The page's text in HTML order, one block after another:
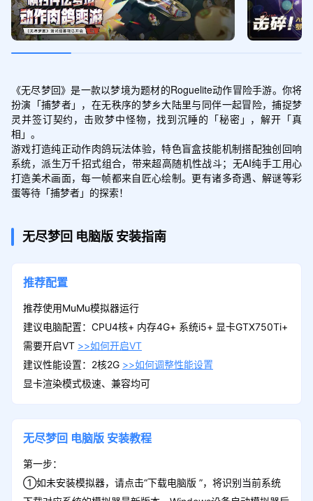
《无尽梦回》是一款以梦境为题材的Roguelite动作冒险手游。你将
扮演「捕梦者」，在无秩序的梦乡大陆里与同伴一起冒险，捕捉梦
灵并签订契约，击败梦中怪物，找到沉睡的「秘密」，解开「真
相」。
游戏打造纯正动作肉鸽玩法体验，特色盲盒技能机制搭配独创回响
系统，派生万千招式组合，带来超高随机性战斗；无AI纯手工用心
打造美术画面，每一帧都来自匠心绘制。更有诸多奇遇、解谜等彩
蛋等待「捕梦者」的探索！
无尽梦回 电脑版 安装指南
推荐配置
推荐使用MuMu模拟器运行
建议电脑配置：CPU4核+ 内存4G+ 系统i5+ 显卡GTX750Ti+
需要开启VT >>如何开启VT
建议性能设置：2核2G >>如何调整性能设置
显卡渲染模式极速、兼容均可
无尽梦回 电脑版 安装教程
第一步：
①如未安装模拟器，请点击“下载电脑版 ”，将识别当前系统